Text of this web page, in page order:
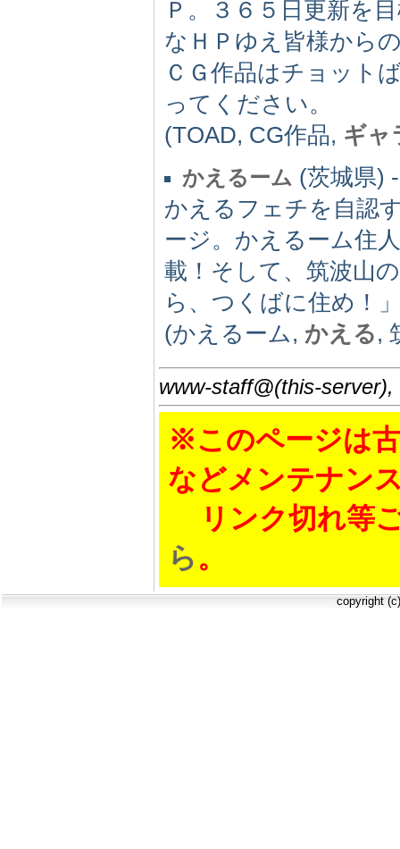
Ｐ。３６５日更新を
なＨＰゆえ皆様から
ＣＧ作品はチョット
ってください。
(TOAD, CG作品, ギャ
かえるーム (茨城県)
かえるフェチを自認
ージ。かえるーム住
載！そして、筑波山
ら、つくばに住め！
(かえるーム, かえる,
www-staff@(this-
※このページは
などメンテナン
リンク切れ等
ら。
copyright